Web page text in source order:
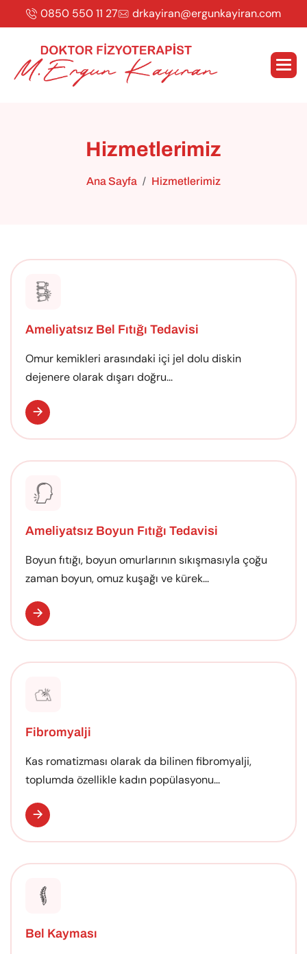
0850 550 11 27 drkayiran@ergunkayiran.com
Hizmetlerimiz
Ana Sayfa Hizmetlerimiz
Ameliyatsız Bel Fıtığı Tedavisi
Omur kemikleri arasındaki içi jel dolu diskin
dejenere olarak dışarı doğru...
Ameliyatsız Boyun Fıtığı Tedavisi
Boyun fıtığı, boyun omurlarının sıkışmasıyla çoğu
zaman boyun, omuz kuşağı ve kürek...
Fibromyalji
Kas romatizması olarak da bilinen fibromyalji,
toplumda özellikle kadın popülasyonu...
Bel Kayması